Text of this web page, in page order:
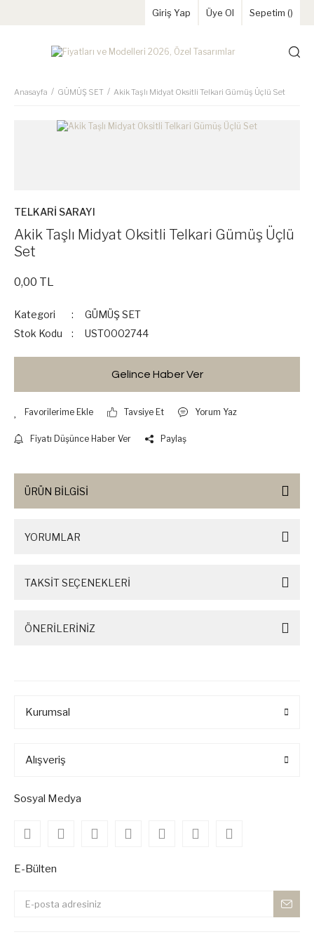
Giriş Yap Üye Ol Sepetim ()
Anasayfa GÜMÜŞ SET Akik Taşlı Midyat Oksitli Telkari Gümüş Üçlü Set
TELKARİ SARAYI
Akik Taşlı Midyat Oksitli Telkari Gümüş Üçlü
Set
0,00 TL
Kategori
GÜMÜŞ SET
Stok Kodu
UST0002744
Gelince Haber Ver
Tavsiye Et Yorum Yaz
Fiyatı Düşünce Haber Ver Paylaş
ÜRÜN BİLGİSİ
YORUMLAR
TAKSİT SEÇENEKLERİ
ÖNERİLERİNİZ
Kurumsal
Alışveriş
Sosyal Medya
E-Bülten